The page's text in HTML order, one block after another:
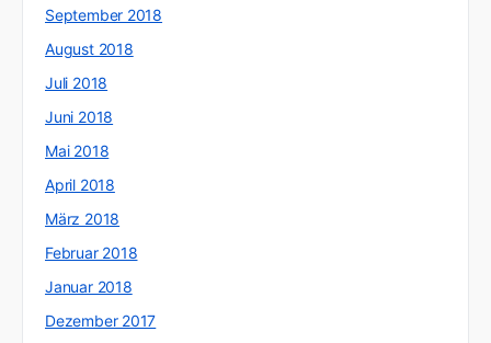
September 2018
August 2018
Juli 2018
Juni 2018
Mai 2018
April 2018
März 2018
Februar 2018
Januar 2018
Dezember 2017